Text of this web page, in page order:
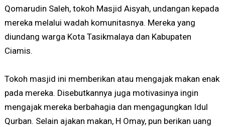
Qomarudin Saleh, tokoh Masjid Aisyah, undangan kepada
mereka melalui wadah komunitasnya. Mereka yang
diundang warga Kota Tasikmalaya dan Kabupaten
Ciamis.
Tokoh masjid ini memberikan atau mengajak makan enak
pada mereka. Disebutkannya juga motivasinya ingin
mengajak mereka berbahagia dan mengagungkan Idul
Qurban. Selain ajakan makan, H Omay, pun berikan uang